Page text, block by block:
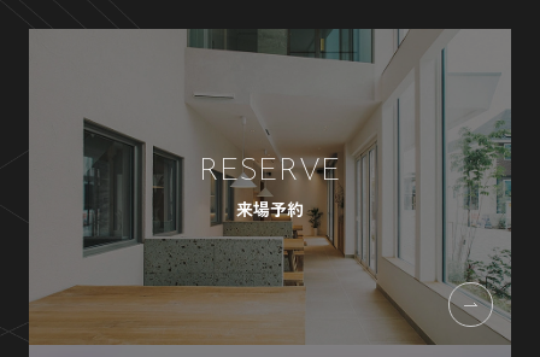
RESERVE
来場予約